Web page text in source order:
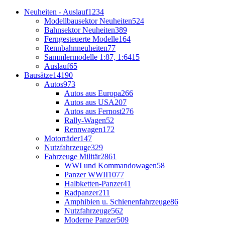
Neuheiten - Auslauf1234
Modellbausektor Neuheiten524
Bahnsektor Neuheiten389
Ferngesteuerte Modelle164
Rennbahnneuheiten77
Sammlermodelle 1:87, 1:6415
Auslauf65
Bausätze14190
Autos973
Autos aus Europa266
Autos aus USA207
Autos aus Fernost276
Rally-Wagen52
Rennwagen172
Motorräder147
Nutzfahrzeuge329
Fahrzeuge Militär2861
WWI und Kommandowagen58
Panzer WWII1077
Halbketten-Panzer41
Radpanzer211
Amphibien u. Schienenfahrzeuge86
Nutzfahrzeuge562
Moderne Panzer509